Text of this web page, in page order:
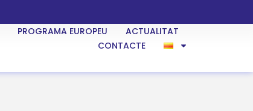
PROGRAMA EUROPEU
ACTUALITAT
CONTACTE